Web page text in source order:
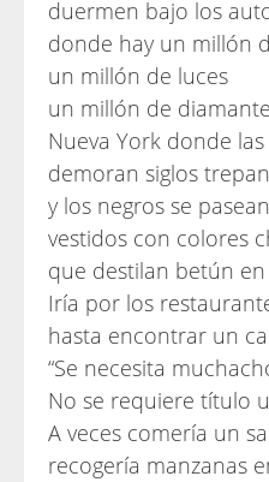
duermen bajo los
donde hay un millón
un millón de luces
un millón de
Nueva York donde
demoran siglos
y los negros se
vestidos con colores
que destilan betún
Iría por los
hasta encontrar un
“Se necesita
No se requiere título
A veces comería un
recogería manzanas